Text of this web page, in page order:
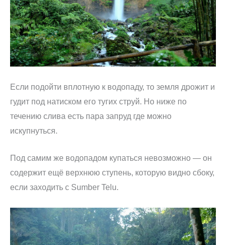
Если подойти вплотную к водопаду, то земля дрожит и
гудит под натиском его тугих струй. Но ниже по
течению слива есть пара запруд где можно
искупнуться.
Под самим же водопадом купаться невозможно — он
содержит ещё верхнюю ступень, которую видно сбоку,
если заходить с Sumber Telu.